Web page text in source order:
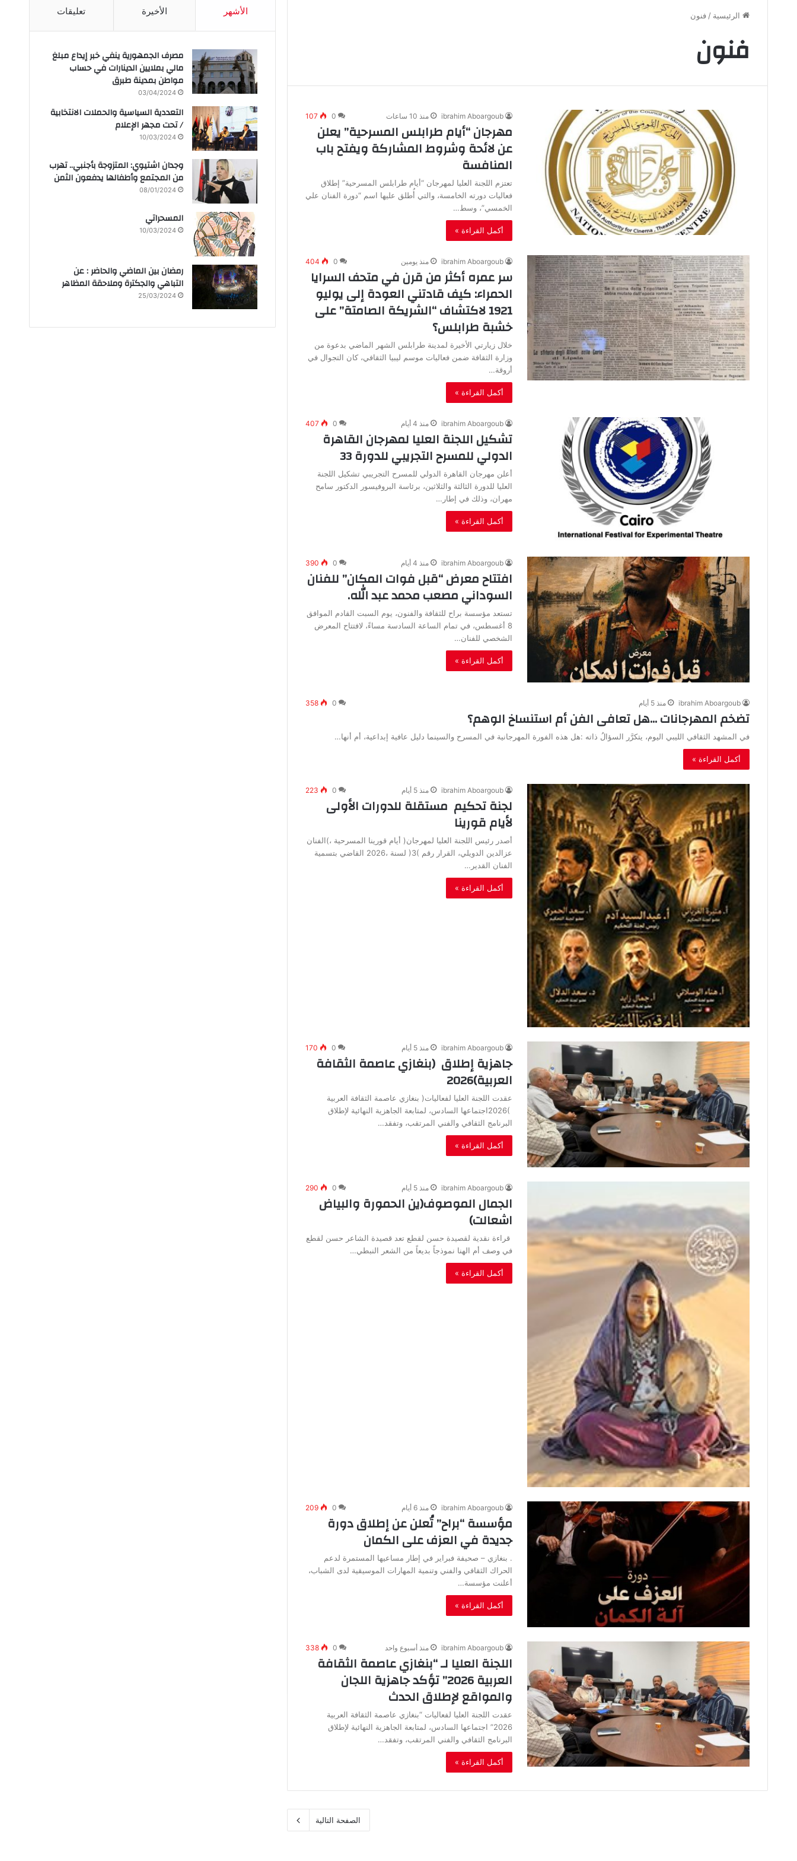
الرئيسية / فنون
فنون
ibrahim Aboargoub منذ 10 ساعات 0
107
مهرجان “أيام طرابلس المسرحية” يعلن
عن لائحة وشروط المشاركة ويفتح باب
المنافسة
تعتزم اللجنة العليا لمهرجان “أيام طرابلس المسرحية” إطلاق
فعاليات دورته الخامسة، والتي أُطلق عليها اسم “دورة الفنان علي
الخمسي”، وسط…
أكمل القراءة »
ibrahim Aboargoub منذ يومين 0
404
سر عمره أكثر من قرن في متحف السرايا
الحمراء: كيف قادتني العودة إلى يوليو
1921 لاكتشاف “الشريكة الصامتة” على
خشبة طرابلس؟
خلال زيارتي الأخيرة لمدينة طرابلس الشهر الماضي بدعوة من
وزارة الثقافة ضمن فعاليات موسم ليبيا الثقافي، كان التجوال في
أروقة…
أكمل القراءة »
ibrahim Aboargoub منذ 4 أيام 0
407
تشكيل اللجنة العليا لمهرجان القاهرة
الدولي للمسرح التجريبي للدورة 33
أعلن مهرجان القاهرة الدولي للمسرح التجريبي تشكيل اللجنة
العليا للدورة الثالثة والثلاثين، برئاسة البروفيسور الدكتور سامح
مهران، وذلك في إطار…
أكمل القراءة »
ibrahim Aboargoub منذ 4 أيام 0
390
افتتاح معرض “قبل فوات المكان” للفنان
السوداني مصعب محمد عبد الله.
تستعد مؤسسة براح للثقافة والفنون، يوم السبت القادم الموافق
8 أغسطس، في تمام الساعة السادسة مساءً، لافتتاح المعرض
الشخصي للفنان…
أكمل القراءة »
ibrahim Aboargoub منذ 5 أيام 0
358
تضخم‭ ‬المهرجانات‭… ‬هل‭ ‬تعافى‭ ‬الفن‭ ‬أم‭ ‬استنساخ‭ ‬الوهم؟
في‭ ‬المشهد‭ ‬الثقافي‭ ‬الليبي‭ ‬اليوم،‭ ‬يتكرَّر‭ ‬السؤالُ‭ ‬ذاته‭: ‬هل‭ ‬هذه‭ ‬الفورة‭ ‬المهرجانية‭ ‬في‭ ‬المسرح‭ ‬والسينما‭ ‬دليل‭ ‬عافية‭ ‬إبداعية،‭ ‬أم‭ ‬أنها‭…
أكمل القراءة »
ibrahim Aboargoub منذ 5 أيام 0
223
‬لأيام‭ ‬قورينا
‬الفنان‭ ‬القدير‭…
أكمل القراءة »
ibrahim Aboargoub منذ 5 أيام 0
170
‬العربية‭ ‬2026‭(‬
‬2026‭( ‬اجتماعها‭ ‬السادس،‭ ‬لمتابعة‭ ‬الجاهزية‭ ‬النهائية‭ ‬لإطلاق‭
‬البرنامج‭ ‬الثقافي‭ ‬والفني‭ ‬المرتقب،‭ ‬وتفقد‭…
أكمل القراءة »
ibrahim Aboargoub منذ 5 أيام 0
290
‬اشعالت)
‬في‭ ‬وصف‭ ‬أم‭ ‬الهنا‭ ‬نموذجاً‭ ‬بديعاً‭ ‬من‭ ‬الشعر‭ ‬النبطي‭…
أكمل القراءة »
ibrahim Aboargoub منذ 6 أيام 0
209
مؤسسة “براح” تُعلن عن إطلاق دورة
جديدة في العزف على الكمان
. بنغازي – صحيفة فبراير في إطار مساعيها المستمرة لدعم
الحراك الثقافي والفني وتنمية المهارات الموسيقية لدى الشباب،
أعلنت مؤسسة…
أكمل القراءة »
ibrahim Aboargoub منذ أسبوع واحد 0
338
اللجنة العليا لـ “بنغازي عاصمة الثقافة
العربية 2026” تؤكد جاهزية اللجان
والمواقع لإطلاق الحدث
عقدت اللجنة العليا لفعاليات “بنغازي عاصمة الثقافة العربية
2026” اجتماعها السادس، لمتابعة الجاهزية النهائية لإطلاق
البرنامج الثقافي والفني المرتقب، وتفقد…
أكمل القراءة »
الصفحة التالية
الأشهر الأخيرة تعليقات
مصرف الجمهورية ينفي خبر إيداع مبلغ
مالي بملايين الدينارات في حساب
مواطن بمدينة طبرق
03/04/2024
التعددية السياسية والحملات الانتخابية
/ تحت مجهر الإعلام
10/03/2024
وجدان اشتيوي: المتزوجة بأجنبي.. تهرب
من المجتمع وأطفالها يدفعون الثمن
08/01/2024
المسحراتي
10/03/2024
رمضان بين الماضي والحاضر : عن
التباهي والجكترة وملاحقة المظاهر
25/03/2024